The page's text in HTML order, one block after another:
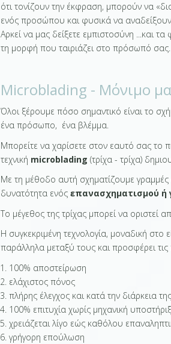
ότι τονίζουν την έκφραση, μπορούν να
ενός προσώπου και φυσικά να
Αρκεί να μας δείξετε εμπιστοσύνη ...και
τη μορφή που ταιριάζει στο πρόσωπό σας.
Microblading - Μόνιμο
Όλοι ξέρουμε πόσο σημαντικό είναι το
ένα πρόσωπο, ένα βλέμμα.
Μπορείτε να χαρίσετε στον εαυτό σας το
τεχνική microblading (τρίχα - τρίχα)
Με τη μέθοδο αυτή σχηματίζουμε
δυνατότητα ενός επανασχηματισμού ή
Το μέγεθος της τρίχας μπορεί να οριστεί
Η συγκεκριμένη τεχνολογία, μοναδική
παράλληλα μεταξύ τους και προσφέρει
100% αποστείρωση
ελάχιστος πόνος
πλήρης έλεγχος και κατά την διάρκεια
100% επιτυχία χωρίς μηχανική
χρειάζεται λίγο εώς καθόλου
γρήγορη επούλωση